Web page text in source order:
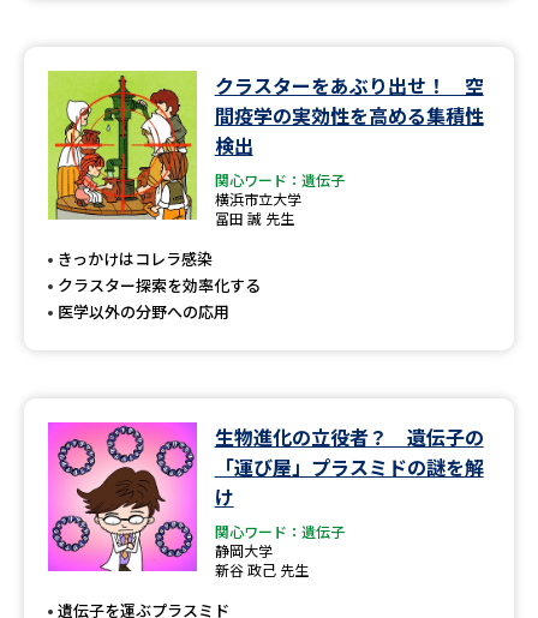
クラスターをあぶり出せ！ 空
間疫学の実効性を高める集積性
検出
関心ワード：遺伝子
横浜市立大学
冨田 誠 先生
きっかけはコレラ感染
クラスター探索を効率化する
医学以外の分野への応用
生物進化の立役者？ 遺伝子の
「運び屋」プラスミドの謎を解
け
関心ワード：遺伝子
静岡大学
新谷 政己 先生
遺伝子を運ぶプラスミド